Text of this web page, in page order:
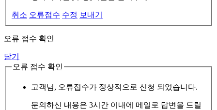
취소 오류접수 수정 보내기
오류 접수 확인
닫기
오류 접수 확인
고객님, 오류접수가 정상적으로 신청 되었습니다.
문의하신 내용은 3시간 이내에 메일로 답변을 드릴